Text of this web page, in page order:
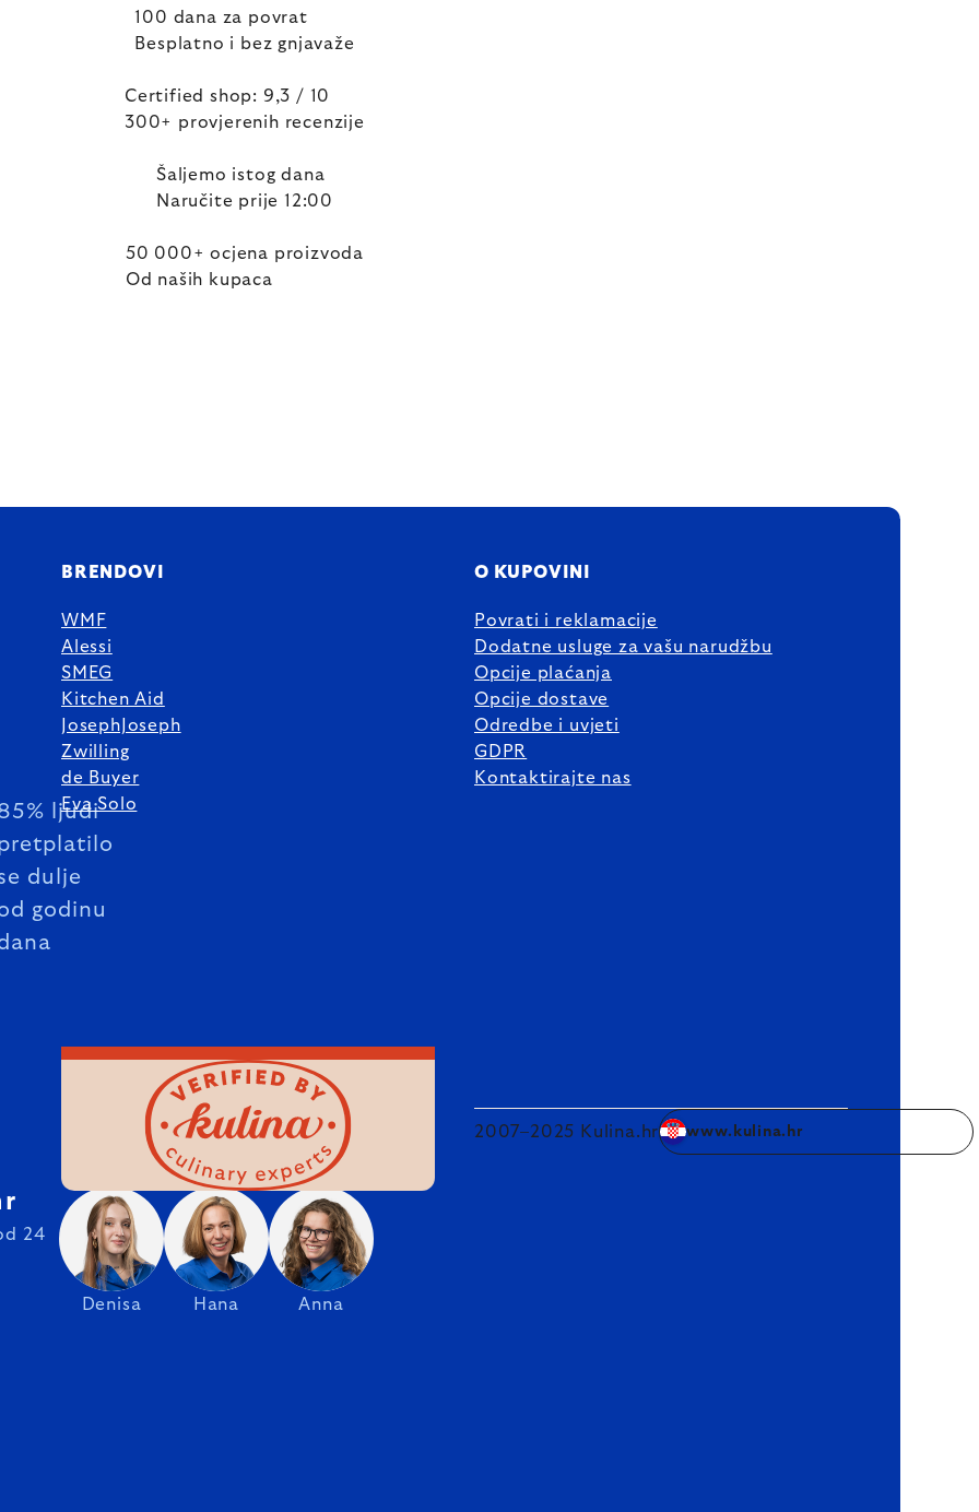
100 dana za povrat
Besplatno i bez gnjavaže
Certified shop: 9,3 / 10
300+ provjerenih recenzije
Šaljemo istog dana
Naručite prije 12:00
50 000+ ocjena proizvoda
Od naših kupaca
ljudi
dulje
godinu
BRENDOVI
WMF
Alessi
SMEG
Kitchen Aid
JosephJoseph
Zwilling
de Buyer
Eva Solo
O KUPOVINI
Povrati i reklamacije
Dodatne usluge za vašu narudžbu
Opcije plaćanja
Opcije dostave
Odredbe i uvjeti
GDPR
Kontaktirajte nas
Denisa Hana Anna
24
2007–2025 Kulina.hr www.kulina.hr